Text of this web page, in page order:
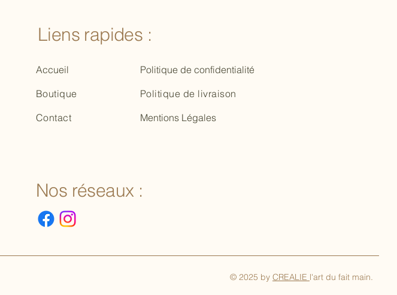
Liens rapides :
Accueil
Boutique
Contact
Politique de confidentialité
Politique de livraison
Mentions Légales
Nos réseaux :
© 2025 by CREALIE l'art du fait main.